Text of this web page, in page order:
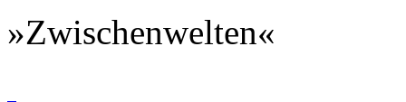
»Zwischenwelten«